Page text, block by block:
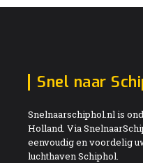
Snel naar
Snelnaarschiphol.nl is
Holland. Via
eenvoudig en voordelig
luchthaven Schiphol.